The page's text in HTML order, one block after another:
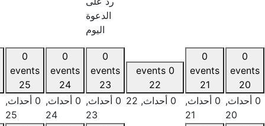
0
events
21
0 أحداث,
21
0 events
0 أحداث,
22
events
0 أحداث,
0
events
24
0 أحداث,
24
0
events
25
0 أحداث,
25
0
events
26
0 أحداث,
26